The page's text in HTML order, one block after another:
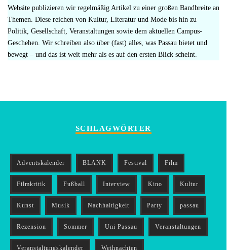
Website publizieren wir regelmäßig Artikel zu einer großen Bandbreite an
Themen. Diese reichen von Kultur, Literatur und Mode bis hin zu
Politik, Gesellschaft, Veranstaltungen sowie dem aktuellen Campus-
Geschehen. Wir schreiben also über (fast) alles, was Passau bietet und
bewegt – und das ist weit mehr als es auf den ersten Blick scheint.
SCHLAGWÖRTER
Adventskalender BLANK Festival Film
Filmkritik Fußball Interview Kino Kultur
Kunst Musik Nachhaltigkeit Party passau
Rezension Sommer Uni Passau Veranstaltungen
Veranstaltungskalender Weihnachten